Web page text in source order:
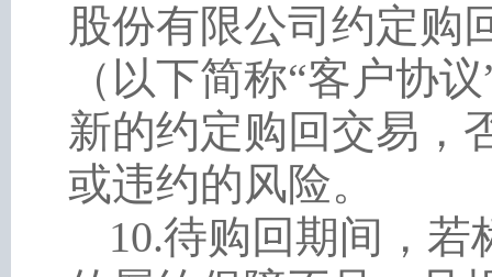
股份有限公司约定购
（以下简称“客户协议
新的约定购回交易，
或违约的风险。
10.待购回期间，若